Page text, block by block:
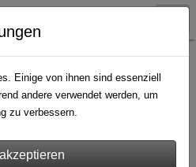
Einige von ihnen sind essenziell
andere verwendet werden, um
zu verbessern.